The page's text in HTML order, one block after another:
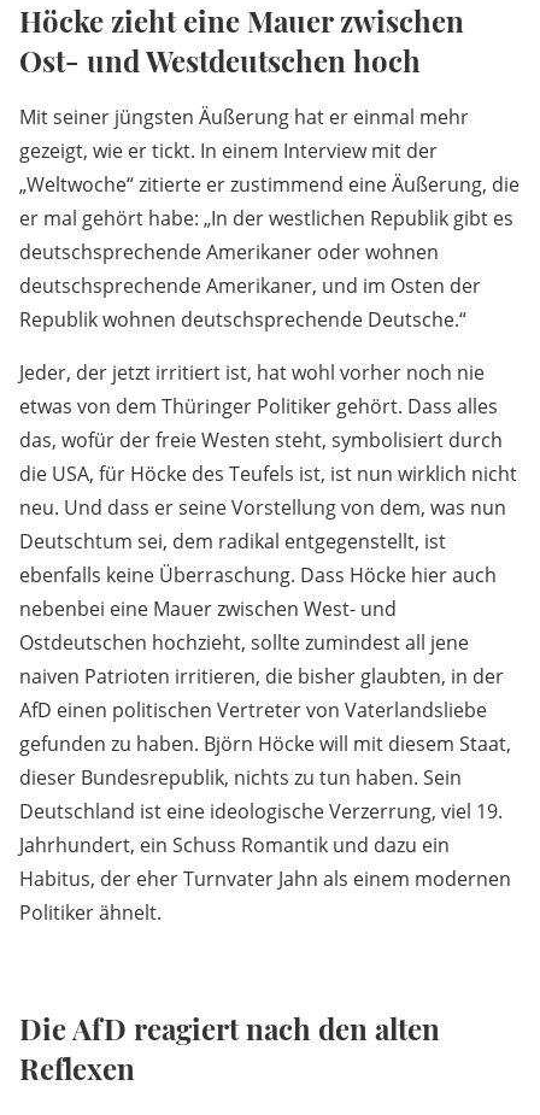
Höcke zieht eine Mauer zwischen
Ost- und Westdeutschen hoch
Mit seiner jüngsten Äußerung hat er einmal mehr
gezeigt, wie er tickt. In einem Interview mit der
„Weltwoche“ zitierte er zustimmend eine Äußerung, die
er mal gehört habe: „In der westlichen Republik gibt es
deutschsprechende Amerikaner oder wohnen
deutschsprechende Amerikaner, und im Osten der
Republik wohnen deutschsprechende Deutsche.“
Jeder, der jetzt irritiert ist, hat wohl vorher noch nie
etwas von dem Thüringer Politiker gehört. Dass alles
das, wofür der freie Westen steht, symbolisiert durch
die USA, für Höcke des Teufels ist, ist nun wirklich nicht
neu. Und dass er seine Vorstellung von dem, was nun
Deutschtum sei, dem radikal entgegenstellt, ist
ebenfalls keine Überraschung. Dass Höcke hier auch
nebenbei eine Mauer zwischen West- und
Ostdeutschen hochzieht, sollte zumindest all jene
naiven Patrioten irritieren, die bisher glaubten, in der
AfD einen politischen Vertreter von Vaterlandsliebe
gefunden zu haben. Björn Höcke will mit diesem Staat,
dieser Bundesrepublik, nichts zu tun haben. Sein
Deutschland ist eine ideologische Verzerrung, viel 19.
Jahrhundert, ein Schuss Romantik und dazu ein
Habitus, der eher Turnvater Jahn als einem modernen
Politiker ähnelt.
Die AfD reagiert nach den alten
Reflexen